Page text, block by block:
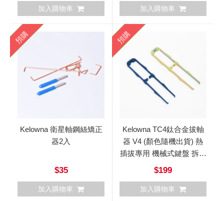
加入購物車 加入購物車
預購
Kelowna 衛星軸鋼絲矯正
器2入
$35
加入購物車
預購
Kelowna TC4鈦合金拔軸
器 V4 (顏色隨機出貨) 熱
插拔專用 機械式鍵盤 拆軸
器
$199
加入購物車